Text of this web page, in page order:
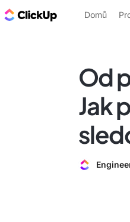
ClickUp blog
Domů
Od
Jak